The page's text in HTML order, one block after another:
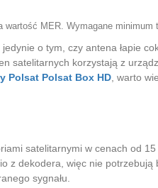
MER. Wymagane minimum
o tym, czy antena łapie
satelitarnych korzystają z
Polsat Polsat Box HD, warto
satelitarnymi w cenach od
z dekodera, więc nie
sygnału.